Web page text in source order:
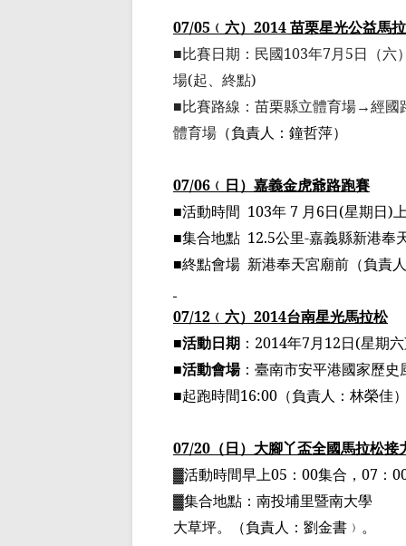
07/05 ﹙ 六） 2014苗栗星光公益馬
■比賽日期：民國103年7月5日（六
場(起、終點)
■比賽路線：苗栗縣立體育場→經國
體育場 （負責人：鐘哲萍）
07/06 ﹙ 日）嘉義金虎爺路跑賽
■活動時間 103年 7 月6日(星期日)
■集合地點 12.5公里-嘉義縣新港奉
■終點會場 新港奉天宮廟前 （負責
07/12 ﹙ 六） 2014台南星光馬拉松
■活動日期 ： 2014年7月12日(星期六
■活動會場： 臺南市安平港國家歷史
■起跑時間16:00 （負責人：林榮佳
07/20 （日）大腳丫盃全國馬拉松接
▓活動時間早上05 ： 00集合， 07 ：
▓集合地點：南投埔里暨南大學
大草坪。
（負責人：劉金書 ﹚ 。